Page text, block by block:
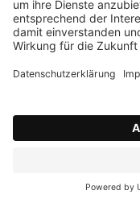
Unsere Standorte
Unternehmen
Datenschutz